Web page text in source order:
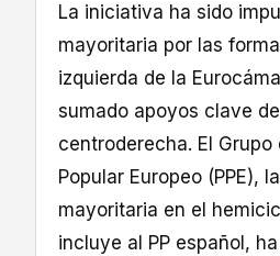
La iniciativa ha sido
mayoritaria por las
izquierda de la
sumado apoyos clave
centroderecha. El Grupo
Popular Europeo (PPE),
mayoritaria en el
incluye al PP español,